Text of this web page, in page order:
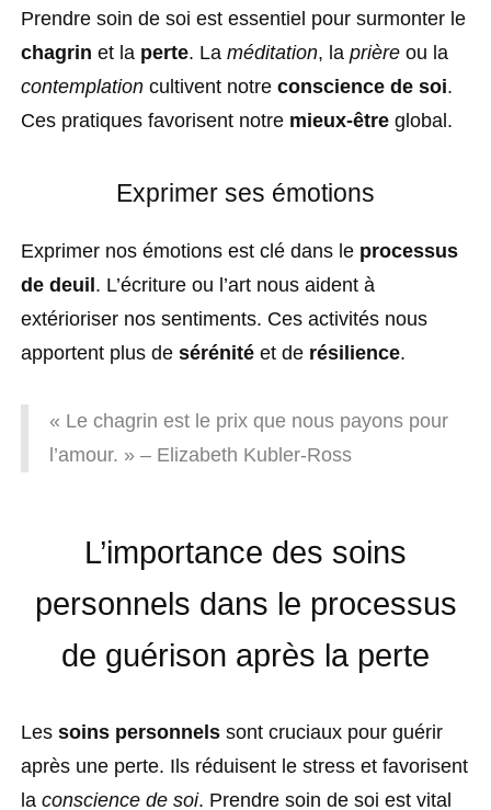
Prendre soin de soi est essentiel pour surmonter le
chagrin et la perte. La méditation, la prière ou la
contemplation cultivent notre conscience de soi.
Ces pratiques favorisent notre mieux-être global.
Exprimer ses émotions
Exprimer nos émotions est clé dans le processus
de deuil . L’écriture ou l’art nous aident à
extérioriser nos sentiments. Ces activités nous
apportent plus de sérénité et de résilience.
« Le chagrin est le prix que nous payons pour
l’amour. » – Elizabeth Kubler-Ross
L’importance des soins
personnels dans le processus
de guérison après la perte
Les soins personnels sont cruciaux pour guérir
après une perte. Ils réduisent le stress et favorisent
la conscience de soi. Prendre soin de soi est vital